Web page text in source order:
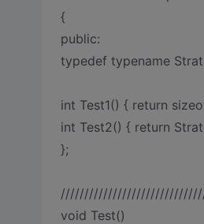
{
public:
typedef typename
int Test1() { return
int Test2() { return
};
void Test()